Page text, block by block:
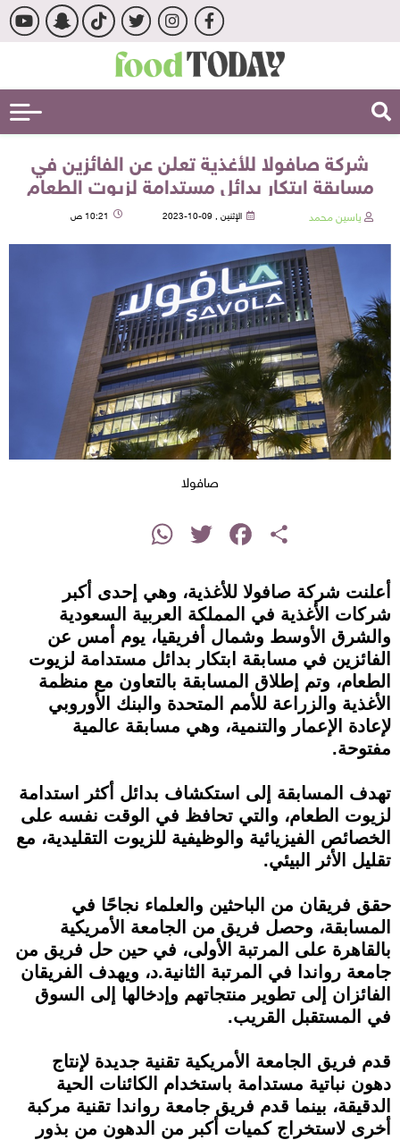
شركة صافولا للأغذية تعلن عن الفائزين في
مسابقة ابتكار بدائل مستدامة لزيوت الطعام
ياسين محمد الإثنين , 09-10-2023 10:21 ص
صافولا
Share
Facebook
Twitter
WhatsApp
أعلنت شركة صافولا للأغذية، وهي إحدى أكبر
شركات الأغذية في المملكة العربية السعودية
والشرق الأوسط وشمال أفريقيا، يوم أمس عن
الفائزين في مسابقة ابتكار بدائل مستدامة لزيوت
الطعام، وتم إطلاق المسابقة بالتعاون مع منظمة
الأغذية والزراعة للأمم المتحدة والبنك الأوروبي
لإعادة الإعمار والتنمية، وهي مسابقة عالمية
مفتوحة.
تهدف المسابقة إلى استكشاف بدائل أكثر استدامة
لزيوت الطعام، والتي تحافظ في الوقت نفسه على
الخصائص الفيزيائية والوظيفية للزيوت التقليدية، مع
تقليل الأثر البيئي.
حقق فريقان من الباحثين والعلماء نجاحًا في
المسابقة، وحصل فريق من الجامعة الأمريكية
بالقاهرة على المرتبة الأولى، في حين حل فريق من
جامعة رواندا في المرتبة الثانية.د، ويهدف الفريقان
الفائزان إلى تطوير منتجاتهم وإدخالها إلى السوق
في المستقبل القريب.
قدم فريق الجامعة الأمريكية تقنية جديدة لإنتاج
دهون نباتية مستدامة باستخدام الكائنات الحية
الدقيقة، بينما قدم فريق جامعة رواندا تقنية مركبة
أخرى لاستخراج كميات أكبر من الدهون من بذور